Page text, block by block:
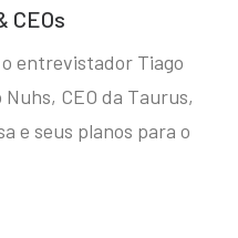
CEOs
entrevistador Tiago
CEO da Taurus,
e seus planos para o